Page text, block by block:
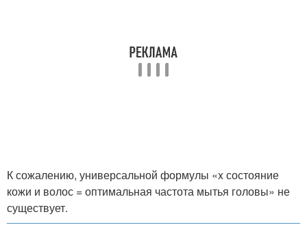
К сожалению, универсальной формулы «x состояние
кожи и волос = оптимальная частота мытья головы» не
существует.